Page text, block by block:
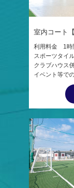
室内コート
利用料金 1
スポーツタイ
クラブハウス
イベント等で